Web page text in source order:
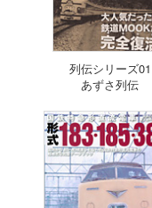
列伝シリーズ01
あずさ列伝